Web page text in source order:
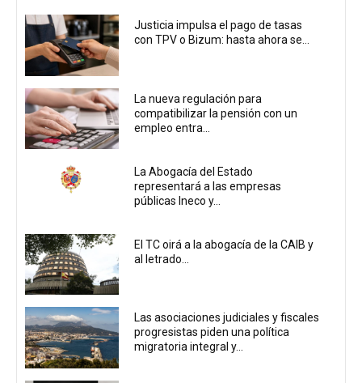
Justicia impulsa el pago de tasas
con TPV o Bizum: hasta ahora se...
La nueva regulación para
compatibilizar la pensión con un
empleo entra...
La Abogacía del Estado
representará a las empresas
públicas Ineco y...
El TC oirá a la abogacía de la CAIB y
al letrado...
Las asociaciones judiciales y fiscales
progresistas piden una política
migratoria integral y...